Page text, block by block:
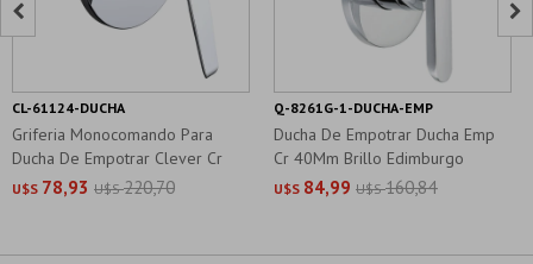
Griferia Monocomando Para
Ducha De Empotrar Clever Cr
U$S 78,93 U$S 220,70
CL-61124-DUCHA
Ducha De Empotrar Ducha Emp
Cr 40Mm Brillo Edimburgo
U$S 84,99 U$S 160,84
Q-8261G-1-DUCHA-EMP
 